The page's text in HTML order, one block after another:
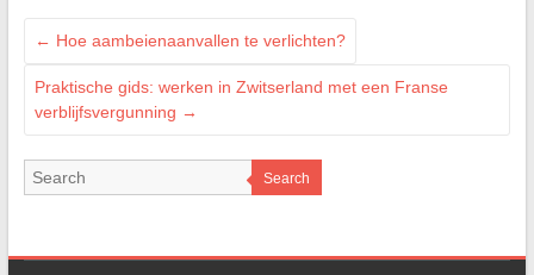
← Hoe aambeienaanvallen te verlichten?
Praktische gids: werken in Zwitserland met een Franse
verblijfsvergunning →
Search